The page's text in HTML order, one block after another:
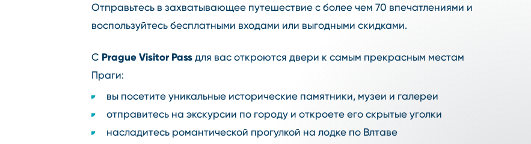
Отправьтесь в захватывающее путешествие с более чем 70 впечатлениями и
воспользуйтесь бесплатными входами или выгодными скидками.
С Prague Visitor Passдля вас откроются двери к самым прекрасным местам
Праги:
вы посетите уникальные исторические памятники, музеи и галереи
отправитесь на экскурсии по городу и откроете его скрытые уголки
насладитесь романтической прогулкой на лодке по Влтаве